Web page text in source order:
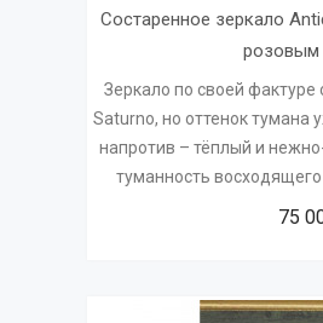
Состаренное зеркало
Зеркало по своей
Saturno, но оттенок тумана
напротив – тёплый и
туманность
75